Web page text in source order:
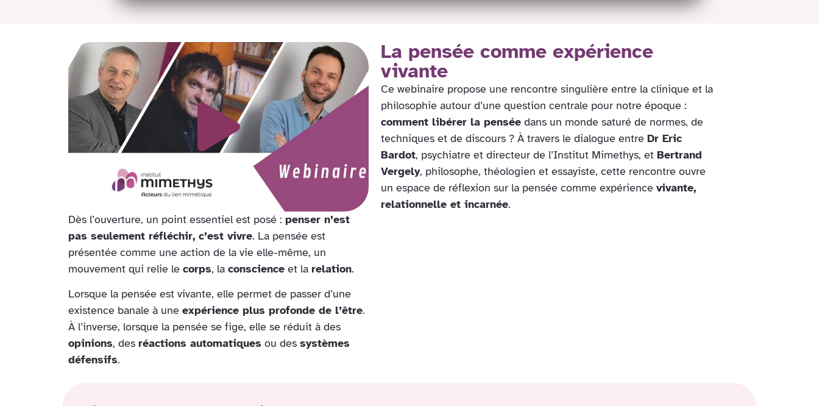
Dès l’ouverture, un point essentiel est posé : penser n’est
pas seulement réfléchir, c’est vivre. La pensée est
présentée comme une action de la vie elle-même, un
mouvement qui relie le corps, la conscience et la relation.
Lorsque la pensée est vivante, elle permet de passer d’une
existence banale à une expérience plus profonde de l’être.
À l’inverse, lorsque la pensée se fige, elle se réduit à des
opinions, des réactions automatiques ou des systèmes
défensifs.
La pensée comme expérience
vivante
Ce webinaire propose une rencontre singulière entre la clinique et la
philosophie autour d’une question centrale pour notre époque :
comment libérer la pensée dans un monde saturé de normes, de
techniques et de discours ? À travers le dialogue entre Dr Eric
Bardot, psychiatre et directeur de l’Institut Mimethys, et Bertrand
Vergely, philosophe, théologien et essayiste, cette rencontre ouvre
un espace de réflexion sur la pensée comme expérience vivante,
relationnelle et incarnée.